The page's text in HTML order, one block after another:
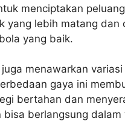
menciptakan
yang lebih matang
yang baik.
menawarkan
gaya ini
bertahan dan
bisa berlangsung